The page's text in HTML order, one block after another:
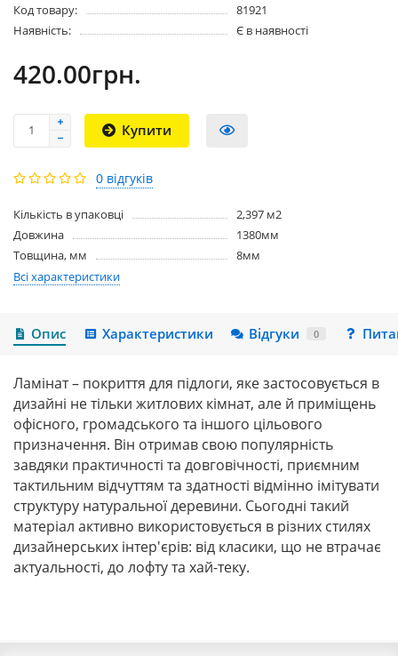
Код товару:
81921
Наявність:
Є в наявності
420.00грн.
Купити
0 відгуків
Кількість в упаковці
2,397 м2
Довжина
1380мм
Товщина, мм
8мм
Всі характеристики
Опис Характеристики Відгуки 0
Ламінат – покриття для підлоги, яке застосовується в
дизайні не тільки житлових кімнат, але й приміщень
офісного, громадського та іншого цільового
призначення. Він отримав свою популярність
завдяки практичності та довговічності, приємним
тактильним відчуттям та здатності відмінно імітувати
структуру натуральної деревини. Сьогодні такий
матеріал активно використовується в різних стилях
дизайнерських інтер'єрів: від класики, що не втрачає
актуальності, до лофту та хай-теку.